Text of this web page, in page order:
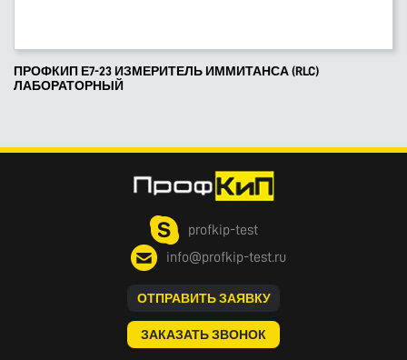
ПРОФКИП Е7-23 ИЗМЕРИТЕЛЬ ИММИТАНСА (RLC)
ЛАБОРАТОРНЫЙ
profkip-test
info@profkip-test.ru
ОТПРАВИТЬ ЗАЯВКУ
ЗАКАЗАТЬ ЗВОНОК